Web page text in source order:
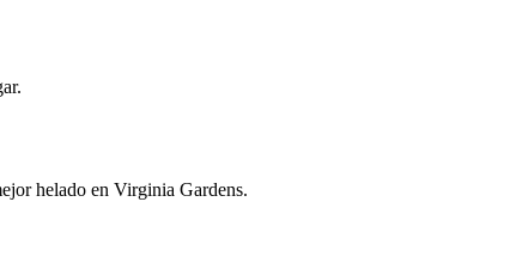
helado en Virginia Gardens.